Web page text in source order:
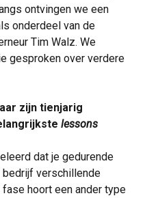
ontvingen we een
onderdeel van de
Tim Walz. We
gesproken over verdere
zijn tienjarig
lessons
dat je gedurende
verschillende
fase hoort een ander type